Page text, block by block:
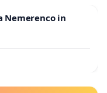
Nemerenco in